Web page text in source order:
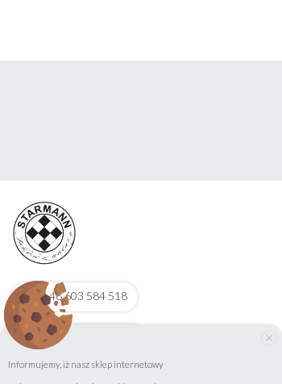
+48 603 584 518
biuro@starmann.pl
Informujemy, iż nasz sklep internetowy